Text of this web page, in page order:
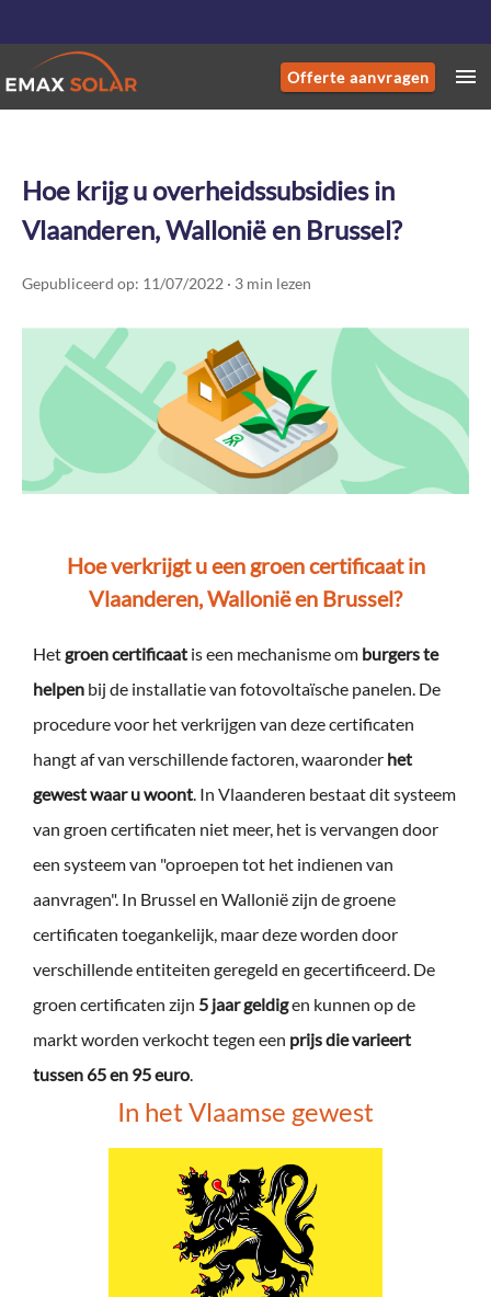
Offerte aanvragen
Hoe krijg u overheidssubsidies in
Vlaanderen, Wallonië en Brussel?
Gepubliceerd op: 11/07/2022 · 3 min lezen
Hoe verkrijgt u een groen certificaat in
Vlaanderen, Wallonië en Brussel?
Hetgroen certificaat is een mechanisme om burgers te
helpen bij de installatie van fotovoltaïsche panelen. De
procedure voor het verkrijgen van deze certificaten
hangt af van verschillende factoren, waaronder het
gewest waar u woont. In Vlaanderen bestaat dit systeem
van groen certificaten niet meer, het is vervangen door
een systeem van "oproepen tot het indienen van
aanvragen". In Brussel en Wallonië zijn de groene
certificaten toegankelijk, maar deze worden door
verschillende entiteiten geregeld en gecertificeerd. De
groen certificaten zijn 5 jaar geldigen kunnen op de
markt worden verkocht tegen een prijs die varieert
tussen 65 en 95 euro.
In het Vlaamse gewest